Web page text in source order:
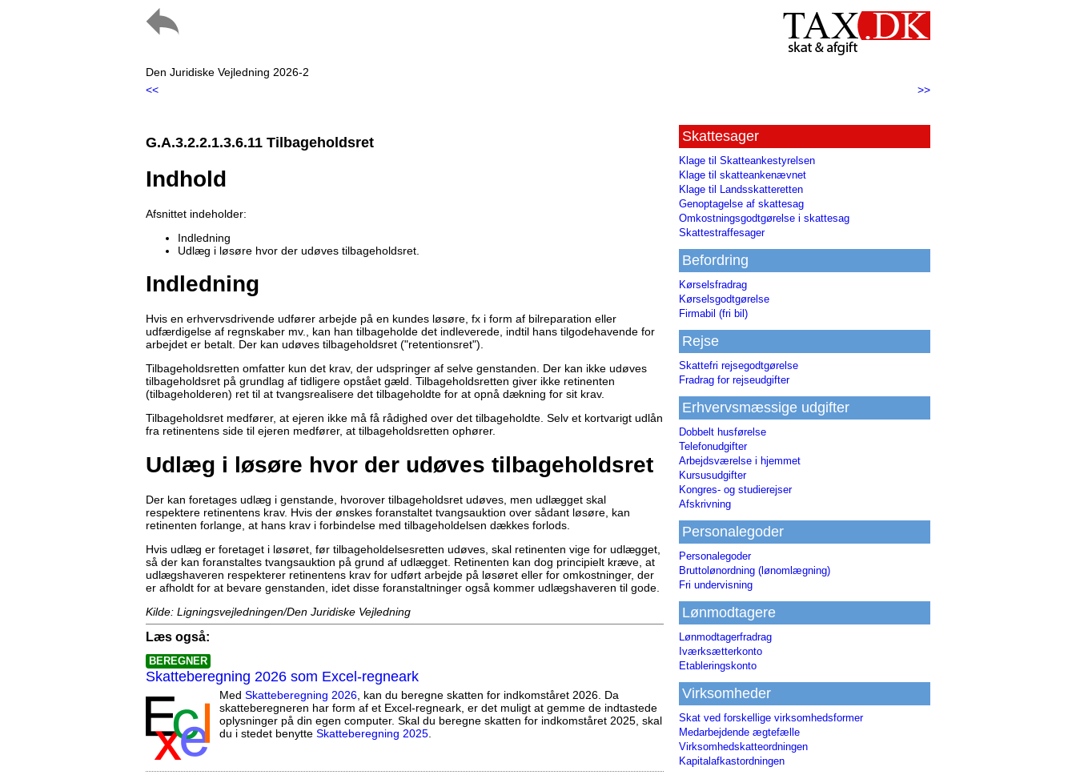
Den Juridiske Vejledning 2026-2
<<
>>
G.A.3.2.2.1.3.6.11 Tilbageholdsret
Indhold
Afsnittet indeholder:
Indledning
Udlæg i løsøre hvor der udøves tilbageholdsret.
Indledning
Hvis en erhvervsdrivende udfører arbejde på en kundes løsøre, fx i form af bilreparation eller
udfærdigelse af regnskaber mv., kan han tilbageholde det indleverede, indtil hans tilgodehavende for
arbejdet er betalt. Der kan udøves tilbageholdsret ("retentionsret").
Tilbageholdsretten omfatter kun det krav, der udspringer af selve genstanden. Der kan ikke udøves
tilbageholdsret på grundlag af tidligere opstået gæld. Tilbageholdsretten giver ikke retinenten
(tilbageholderen) ret til at tvangsrealisere det tilbageholdte for at opnå dækning for sit krav.
Tilbageholdsret medfører, at ejeren ikke må få rådighed over det tilbageholdte. Selv et kortvarigt udlån
fra retinentens side til ejeren medfører, at tilbageholdsretten ophører.
Udlæg i løsøre hvor der udøves tilbageholdsret
Der kan foretages udlæg i genstande, hvorover tilbageholdsret udøves, men udlægget skal
respektere retinentens krav. Hvis der ønskes foranstaltet tvangsauktion over sådant løsøre, kan
retinenten forlange, at hans krav i forbindelse med tilbageholdelsen dækkes forlods.
Hvis udlæg er foretaget i løsøret, før tilbageholdelsesretten udøves, skal retinenten vige for udlægget,
så der kan foranstaltes tvangsauktion på grund af udlægget. Retinenten kan dog principielt kræve, at
udlægshaveren respekterer retinentens krav for udført arbejde på løsøret eller for omkostninger, der
er afholdt for at bevare genstanden, idet disse foranstaltninger også kommer udlægshaveren til gode.
Kilde: Ligningsvejledningen/Den Juridiske Vejledning
Læs også:
BEREGNER
Skatteberegning 2026 som Excel-regneark
Med Skatteberegning 2026 , kan du beregne skatten for indkomståret 2026. Da
skatteberegneren har form af et Excel-regneark, er det muligt at gemme de indtastede
oplysninger på din egen computer. Skal du beregne skatten for indkomståret 2025, skal
du i stedet benytte Skatteberegning 2025
Skattesager
Klage til Skatteankestyrelsen
Klage til skatteankenævnet
Klage til Landsskatteretten
Genoptagelse af skattesag
Omkostningsgodtgørelse i skattesag
Skattestraffesager
Befordring
Kørselsfradrag
Kørselsgodtgørelse
Firmabil (fri bil)
Rejse
Skattefri rejsegodtgørelse
Fradrag for rejseudgifter
Erhvervsmæssige udgifter
Dobbelt husførelse
Telefonudgifter
Arbejdsværelse i hjemmet
Kursusudgifter
Kongres- og studierejser
Afskrivning
Personalegoder
Personalegoder
Bruttolønordning (lønomlægning)
Fri undervisning
Lønmodtagere
Lønmodtagerfradrag
Iværksætterkonto
Etableringskonto
Virksomheder
Skat ved forskellige virksomhedsformer
Medarbejdende ægtefælle
Virksomhedskatteordningen
Kapitalafkastordningen